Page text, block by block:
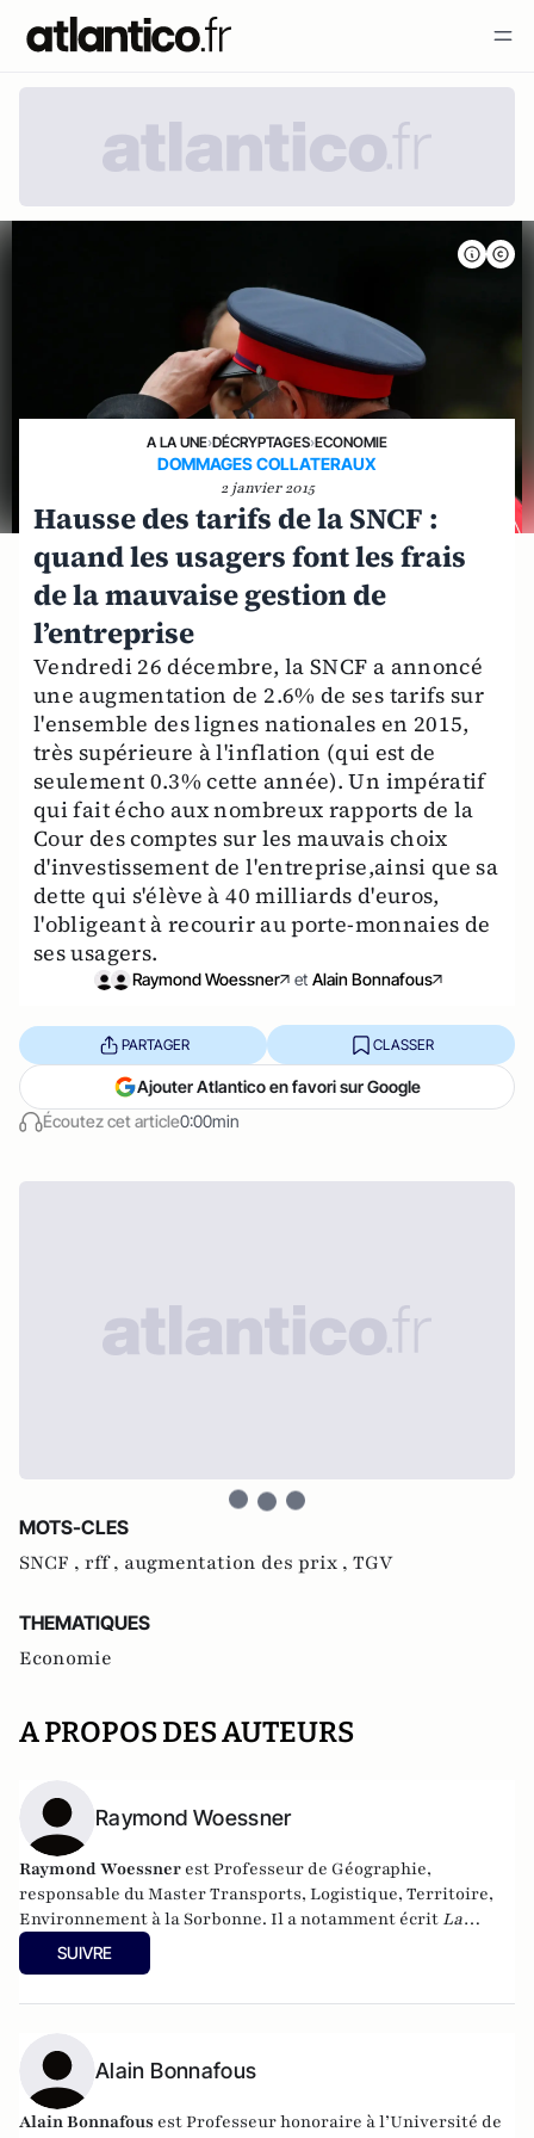
A LA UNE›DÉCRYPTAGES›ECONOMIE
DOMMAGES COLLATERAUX
2 janvier 2015
Hausse des tarifs de la SNCF :
quand les usagers font les frais
de la mauvaise gestion de
l’entreprise
Vendredi 26 décembre, la SNCF a annoncé
une augmentation de 2.6% de ses tarifs sur
l'ensemble des lignes nationales en 2015,
très supérieure à l'inflation (qui est de
seulement 0.3% cette année). Un impératif
qui fait écho aux nombreux rapports de la
Cour des comptes sur les mauvais choix
d'investissement de l'entreprise,ainsi que sa
dette qui s'élève à 40 milliards d'euros,
l'obligeant à recourir au porte-monnaies de
ses usagers.
Raymond Woessner et Alain Bonnafous
Écoutez cet article0:00min
PARTAGER CLASSER
Ajouter Atlantico en favori sur Google
MOTS-CLES
SNCF , rff , augmentation des prix , TGV
THEMATIQUES
Economie
A PROPOS DES AUTEURS
Raymond Woessner
Raymond Woessner est Professeur de Géographie,
responsable du Master Transports, Logistique, Territoire,
Environnement à la Sorbonne. Il a notamment écrit La
France : l’aménagement des territoires,
Colin, 2008, etMutation des systèmes productifs
SUIVRE
Alain Bonnafous
Alain Bonnafous est Professeur honoraire à l’Université de